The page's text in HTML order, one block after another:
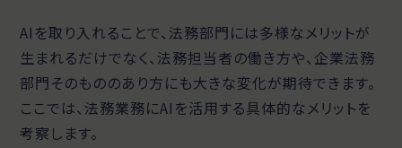
AIを取り入れることで、法務部門には多様なメリットが
生まれるだけでなく、法務担当者の働き方や、企業法務
部門そのもののあり方にも大きな変化が期待できます。
ここでは、法務業務にAIを活用する具体的なメリットを
考察します。